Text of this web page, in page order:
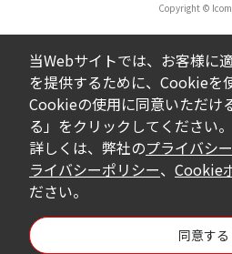
Copyright ©
当Webサイトでは、お客様に
を提供するために、Cookieを
Cookieの使用に同意いただけ
る」をクリックしてください。
詳しくは、弊社のプライバシ
ライバシーポリシー、 Cookie
ださい。
同意する